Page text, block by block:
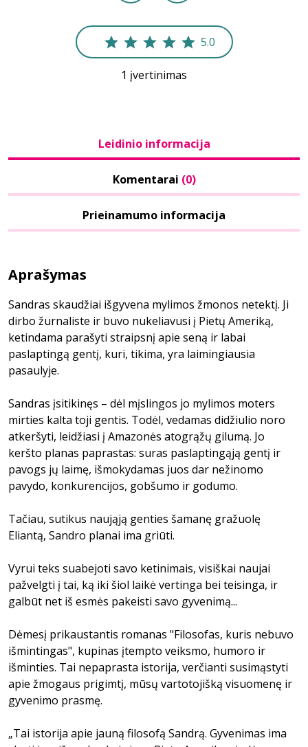
5.0
1 įvertinimas
Leidinio informacija
Komentarai (0)
Prieinamumo informacija
Aprašymas
Sandras skaudžiai išgyvena mylimos žmonos netektį. Ji
dirbo žurnaliste ir buvo nukeliavusi į Pietų Ameriką,
ketindama parašyti straipsnį apie seną ir labai
paslaptingą gentį, kuri, tikima, yra laimingiausia
pasaulyje.
Sandras įsitikinęs – dėl mįslingos jo mylimos moters
mirties kalta toji gentis. Todėl, vedamas didžiulio noro
atkeršyti, leidžiasi į Amazonės atogrąžų gilumą. Jo
keršto planas paprastas: suras paslaptingąją gentį ir
pavogs jų laimę, išmokydamas juos dar nežinomo
pavydo, konkurencijos, gobšumo ir godumo.
Tačiau, sutikus naująją genties šamanę gražuolę
Eliantą, Sandro planai ima griūti.
Vyrui teks suabejoti savo ketinimais, visiškai naujai
pažvelgti į tai, ką iki šiol laikė vertinga bei teisinga, ir
galbūt net iš esmės pakeisti savo gyvenimą...
Dėmesį prikaustantis romanas "Filosofas, kuris nebuvo
išmintingas", kupinas įtempto veiksmo, humoro ir
išminties. Tai nepaprasta istorija, verčianti susimąstyti
apie žmogaus prigimtį, mūsų vartotojišką visuomenę ir
gyvenimo prasmę.
„Tai istorija apie jauną filosofą Sandrą. Gyvenimas ima